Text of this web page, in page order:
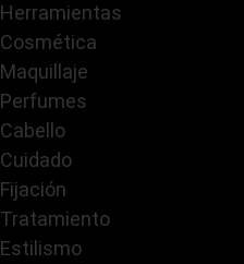
Herramientas
Cosmética
Maquillaje
Perfumes
Cabello
Cuidado
Fijación
Tratamiento
Estilismo